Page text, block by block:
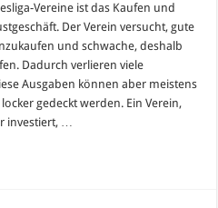
Vereine ist das Kaufen und
Der Verein versucht, gute
und schwache, deshalb
Dadurch verlieren viele
Ausgaben können aber meistens
gedeckt werden. Ein Verein,
investiert, …